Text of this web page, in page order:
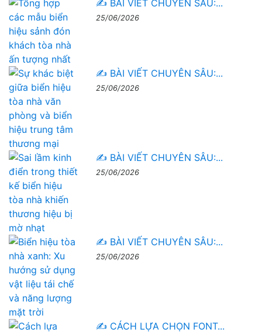
✍️ BÀI VIẾT CHUYÊN SÂU:...
25/06/2026
✍️ BÀI VIẾT CHUYÊN SÂU:...
25/06/2026
✍️ BÀI VIẾT CHUYÊN SÂU:...
25/06/2026
✍️ BÀI VIẾT CHUYÊN SÂU:...
25/06/2026
✍️ CÁCH LỰA CHỌN FONT...